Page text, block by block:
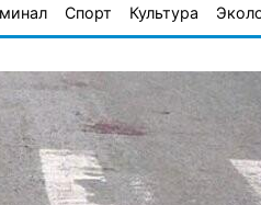
Спорт Культура